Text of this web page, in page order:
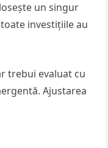
un singur
investițiile au
trebui evaluat cu
Ajustarea